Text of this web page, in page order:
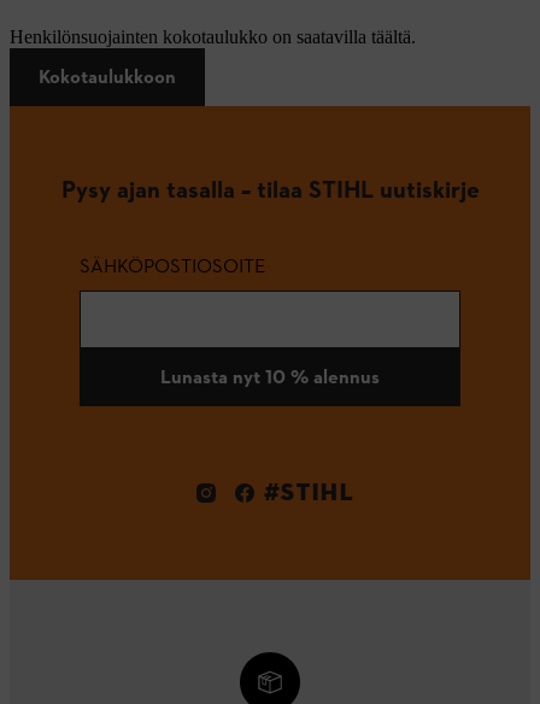
Henkilönsuojainten kokotaulukko on saatavilla täältä.
Kokotaulukkoon
Pysy ajan tasalla – tilaa STIHL uutiskirje
SÄHKÖPOSTIOSOITE
Lunasta nyt 10 % alennus
#STIHL